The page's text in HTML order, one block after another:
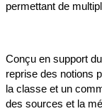
permettant de
Conçu en support
reprise des notions
la classe et un
des sources et la